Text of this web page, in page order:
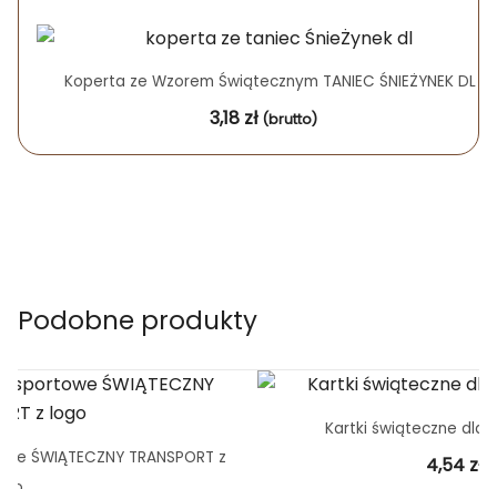
Koperta ze Wzorem Świątecznym TANIEC ŚNIEŻYNEK DL
3,18 zł (brutto)
Podobne produkty
ŚWIĄTECZNY TRANSPORT z
Kartki świąteczne dla
4,54 zł